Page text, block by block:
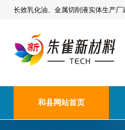
长效乳化油、金属切削液实体生产
和县网站首页